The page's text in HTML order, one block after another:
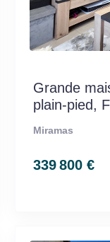
Grande
plain-pied,
Miramas
339 800 €